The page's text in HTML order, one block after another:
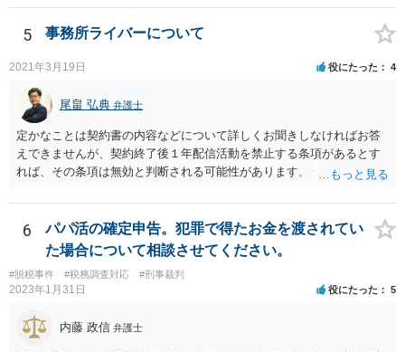
5 事務所ライバーについて
2021年3月19日 役にたった 4
尾畠 弘典 弁護士
定かなことは契約書の内容などについて詳しくお聞きしなければお答
えできませんが、契約終了後１年配信活動を禁止する条項があるとす
れば、その条項は無効と判断される可能性があります。一度実際に弁
した方がよろしいかと存じます。
6
パパ活の確定申告。犯罪で得たお金を渡されてい
た場合について相談させてください。
#脱税事件 #税務調査対応 #刑事裁判
2023年1月31日 役にたった 5
内藤 政信 弁護士